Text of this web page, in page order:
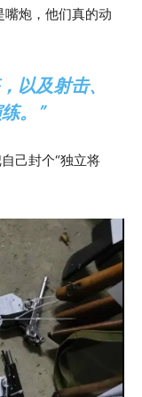
嘴炮，他们真的动
以及射击、
。”
己封个“独立将